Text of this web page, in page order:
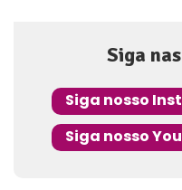
Siga
Siga nosso
Siga nosso